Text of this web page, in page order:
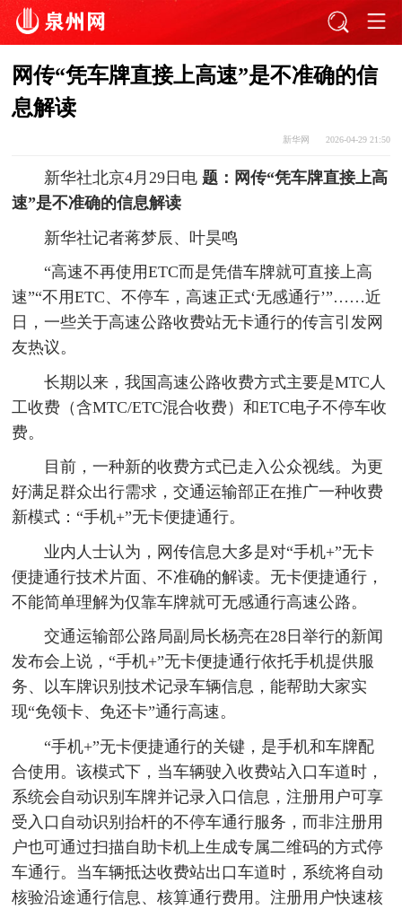
网传“凭车牌直接上高速”是不准确的信
息解读
新华网 2026-04-29 21:50
新华社北京4月29日电题：网传“凭车牌直接上高
速”是不准确的信息解读
新华社记者蒋梦辰、叶昊鸣
“高速不再使用ETC而是凭借车牌就可直接上高
速”“不用ETC、不停车，高速正式‘无感通行’”……近
日，一些关于高速公路收费站无卡通行的传言引发网
友热议。
长期以来，我国高速公路收费方式主要是MTC人
工收费（含MTC/ETC混合收费）和ETC电子不停车收
费。
目前，一种新的收费方式已走入公众视线。为更
好满足群众出行需求，交通运输部正在推广一种收费
新模式：“手机+”无卡便捷通行。
业内人士认为，网传信息大多是对“手机+”无卡
便捷通行技术片面、不准确的解读。无卡便捷通行，
不能简单理解为仅靠车牌就可无感通行高速公路。
交通运输部公路局副局长杨亮在28日举行的新闻
发布会上说，“手机+”无卡便捷通行依托手机提供服
务、以车牌识别技术记录车辆信息，能帮助大家实
现“免领卡、免还卡”通行高速。
“手机+”无卡便捷通行的关键，是手机和车牌配
合使用。该模式下，当车辆驶入收费站入口车道时，
系统会自动识别车牌并记录入口信息，注册用户可享
受入口自动识别抬杆的不停车通行服务，而非注册用
户也可通过扫描自助卡机上生成专属二维码的方式停
车通行。当车辆抵达收费站出口车道时，系统将自动
核验沿途通行信息、核算通行费用。注册用户快速核